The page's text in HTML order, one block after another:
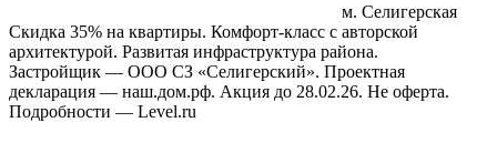
м. Селигерская
Скидка 35% на квартиры. Комфорт‑класс с авторской
архитектурой. Развитая инфраструктура района.
Застройщик — ООО СЗ «Селигерский». Проектная
декларация — наш.дом.рф. Акция до 28.02.26. Не оферта.
Подробности — Level.ru